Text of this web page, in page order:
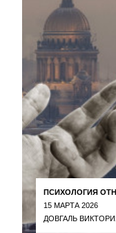
ПСИХОЛОГИЯ
15 МАРТА 2026
ДОВГАЛЬ